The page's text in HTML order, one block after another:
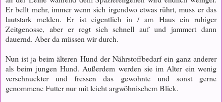
Er bellt mehr, immer wenn sich irgendwo etwas rührt, muss er das
lautstark melden. Er ist eigentlich in / am Haus ein ruhiger
Zeitgenosse, aber er regt sich schnell auf und jammert dann
dauernd. Aber da müssen wir durch.
Nun ist ja beim älteren Hund der Nährstoffbedarf ein ganz anderer
als beim jungen Hund. Außerdem werden sie im Alter ein wenig
verschnuckter und fressen das gewohnte und sonst gerne
genommene Futter nur mit leicht argwöhnischem Blick.